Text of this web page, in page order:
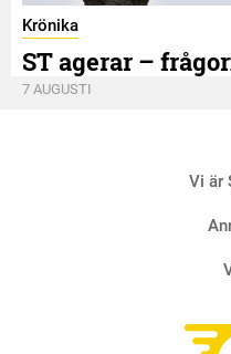
Krönika
ST agerar –
7 AUGUSTI
Vi är